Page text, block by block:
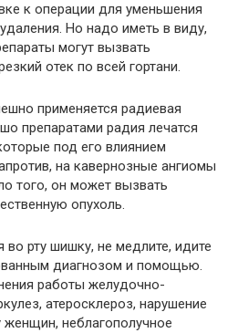
к операции для уменьшения
Но надо иметь в виду,
могут вызвать
отек по всей гортани.
применяется радиевая
препаратами радия лечатся
под его влиянием
на кавернозные ангиомы
того, он может вызвать
опухоль.
во рту шишку, не медлите, идите
диагнозом и помощью.
работы желудочно-
атеросклероз, нарушение
женщин, неблагополучное